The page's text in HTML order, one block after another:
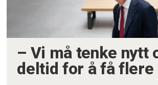
– Vi må tenke nytt
deltid for å få flere